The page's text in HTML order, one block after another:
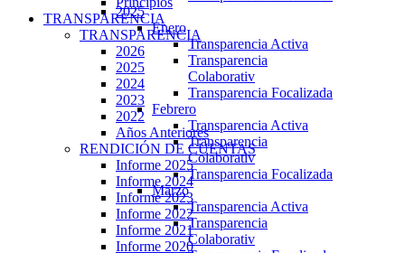
2025
Enero
Transparencia Activa
Transparencia
Colaborativ
Transparencia Focalizada
Febrero
Transparencia Activa
Transparencia
Colaborativ
Transparencia Focalizada
Marzo
Transparencia Activa
Transparencia
Colaborativ
TRANSPARENCIA
TRANSPARENCIA
2026
2025
2024
2023
2022
Años Anteriores
RENDICIÓN DE CUENTAS
Informe 2025
Informe 2024
Informe 2023
Informe 2022
Informe 2021
Informe 2020